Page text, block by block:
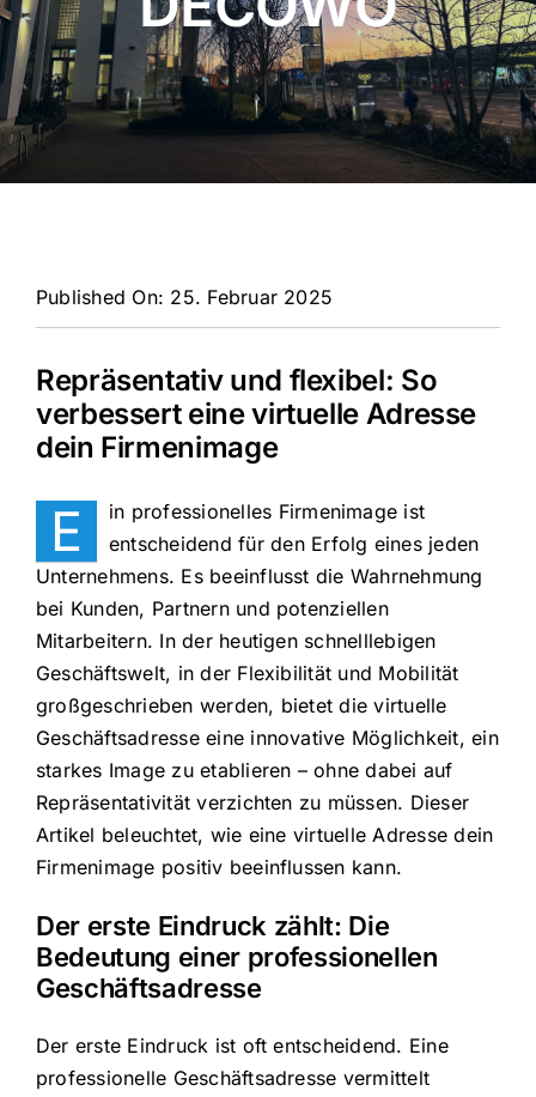
Published On: 25. Februar 2025
Repräsentativ und flexibel: So
verbessert eine virtuelle Adresse
dein Firmenimage
E
in professionelles Firmenimage ist
entscheidend für den Erfolg eines jeden
Unternehmens. Es beeinflusst die Wahrnehmung
bei Kunden, Partnern und potenziellen
Mitarbeitern. In der heutigen schnelllebigen
Geschäftswelt, in der Flexibilität und Mobilität
großgeschrieben werden, bietet die virtuelle
Geschäftsadresse eine innovative Möglichkeit, ein
starkes Image zu etablieren – ohne dabei auf
Repräsentativität verzichten zu müssen. Dieser
Artikel beleuchtet, wie eine virtuelle Adresse dein
Firmenimage positiv beeinflussen kann.
Der erste Eindruck zählt: Die
Bedeutung einer professionellen
Geschäftsadresse
Der erste Eindruck ist oft entscheidend. Eine
professionelle Geschäftsadresse vermittelt